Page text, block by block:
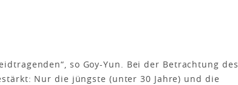
so Goy-Yun. Bei der Betrachtung des
Nur die jüngste (unter 30 Jahre) und die